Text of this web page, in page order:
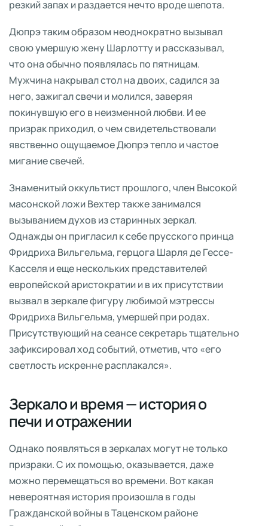
резкий запах и раздается нечто вроде шепота.
Дюпрэ таким образом неоднократно вызывал
свою умершую жену Шарлотту и рассказывал,
что она обычно появлялась по пятницам.
Мужчина накрывал стол на двоих, садился за
него, зажигал свечи и молился, заверяя
покинувшую его в неизменной любви. И ее
призрак приходил, о чем свидетельствовали
явственно ощущаемое Дюпрэ тепло и частое
мигание свечей.
Знаменитый оккультист прошлого, член Высокой
масонской ложи Вехтер также занимался
вызыванием духов из старинных зеркал.
Однажды он пригласил к себе прусского принца
Фридриха Вильгельма, герцога Шарля де Гессе-
Касселя и еще нескольких представителей
европейской аристократии и в их присутствии
вызвал в зеркале фигуру любимой мэтрессы
Фридриха Вильгельма, умершей при родах.
Присутствующий на сеансе секретарь тщательно
зафиксировал ход событий, отметив, что «его
светлость искренне расплакался».
Зеркало и время — история о
печи и отражении
Однако появляться в зеркалах могут не только
призраки. С их помощью, оказывается, даже
можно перемещаться во времени. Вот какая
невероятная история произошла в годы
Гражданской войны в Таценском районе